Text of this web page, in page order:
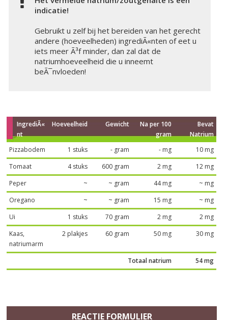
indicatie!
Gebruikt u zelf bij het bereiden van het gerecht
andere (hoeveelheden) ingrediÃ«nten of eet u
iets meer Ã³f minder, dan zal dat de
natriumhoeveelheid die u inneemt
beÃ¯nvloeden!
IngrediÃ«
nt
Hoeveelheid Gewicht
Na per 100
gram
Bevat
Natrium
Pizzabodem
1 stuks - gram - mg
10 mg
Tomaat
4 stuks 600 gram 2 mg
12 mg
Peper
~ ~ gram 44 mg
~ mg
Oregano
~ ~ gram 15 mg
~ mg
Ui
1 stuks 70 gram 2 mg
2 mg
Kaas,
natriumarm
2 plakjes 60 gram 50 mg 30 mg
Totaal natrium 54 mg
REACTIE FORMULIER